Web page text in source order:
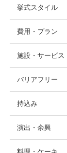
挙式スタイル
費用・プラン
施設・サービス
バリアフリー
持込み
演出・余興